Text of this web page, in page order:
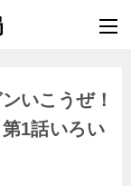
いこうぜ！
1話いろい